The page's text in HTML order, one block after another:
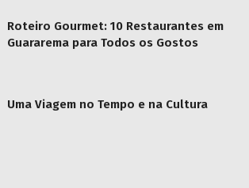
Roteiro Gourmet: 10 Restaurantes em
Guararema para Todos os Gostos
Uma Viagem no Tempo e na Cultura